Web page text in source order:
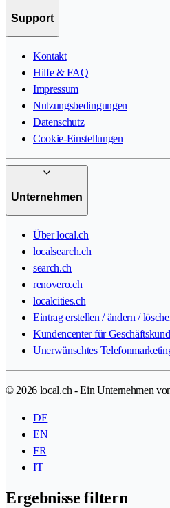
Support
Kontakt
Hilfe & FAQ
Impressum
Nutzungsbedingungen
Datenschutz
Cookie-Einstellungen
Unternehmen
Über local.ch
localsearch.ch
search.ch
renovero.ch
localcities.ch
Eintrag erstellen / ändern /
Kundencenter für
Unerwünschtes
© 2026 local.ch - Ein Unternehmen
DE
EN
FR
IT
Ergebnisse filtern